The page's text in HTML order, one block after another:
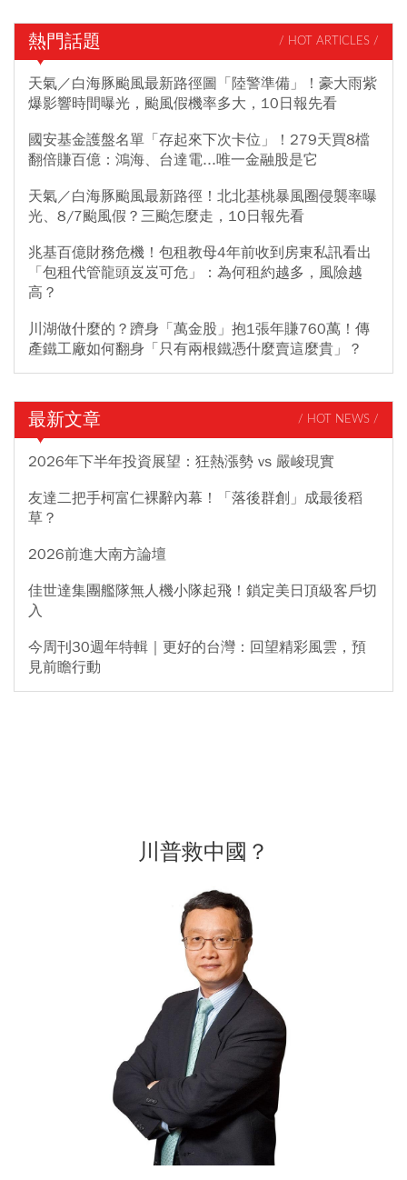
熱門話題 / HOT ARTICLES /
天氣／白海豚颱風最新路徑圖「陸警準備」！豪大雨紫
爆影響時間曝光，颱風假機率多大，10日報先看
國安基金護盤名單「存起來下次卡位」！279天買8檔
翻倍賺百億：鴻海、台達電...唯一金融股是它
天氣／白海豚颱風最新路徑！北北基桃暴風圈侵襲率曝
光、8/7颱風假？三颱怎麼走，10日報先看
兆基百億財務危機！包租教母4年前收到房東私訊看出
「包租代管龍頭岌岌可危」：為何租約越多，風險越
高？
川湖做什麼的？躋身「萬金股」抱1張年賺760萬！傳
產鐵工廠如何翻身「只有兩根鐵憑什麼賣這麼貴」？
最新文章 / HOT NEWS /
2026年下半年投資展望：狂熱漲勢 vs 嚴峻現實
友達二把手柯富仁裸辭內幕！「落後群創」成最後稻
草？
2026前進大南方論壇
佳世達集團艦隊無人機小隊起飛！鎖定美日頂級客戶切
入
今周刊30週年特輯｜更好的台灣：回望精彩風雲，預
見前瞻行動
川普救中國？